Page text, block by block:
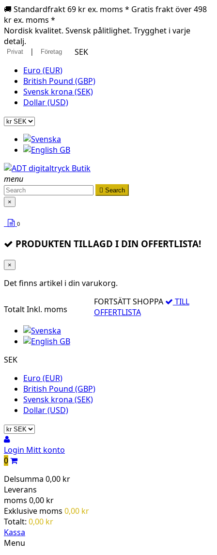
🚚 Standardfrakt 69 kr ex. moms * Gratis frakt över 498
kr ex. moms *
Nordisk kvalitet. Svensk pålitlighet. Trygghet i varje
detalj.
Privat | Företag
SEK
Euro (EUR)
British Pound (GBP)
Svensk krona (SEK)
Dollar (USD)
menu
 Search
×
0
PRODUKTEN TILLAGD I DIN OFFERTLISTA!
×
Det finns artikel i din varukorg.
TotaltInkl. moms
FORTSÄTT SHOPPA
TILL
OFFERTLISTA
SEK
Euro (EUR)
British Pound (GBP)
Svensk krona (SEK)
Dollar (USD)
Login Mitt konto
0
Delsumma 0,00 kr
Leverans
moms 0,00 kr
Exklusive moms 0,00 kr
Totalt: 0,00 kr
Kassa
Menu